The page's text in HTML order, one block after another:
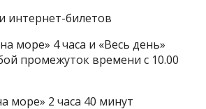
интернет-билетов
море» 4 часа и «Весь день»
промежуток времени с 10.00
море» 2 часа 40 минут